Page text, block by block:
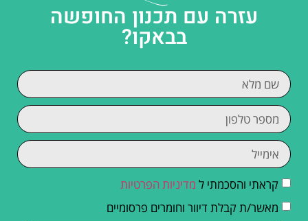
עזרה עם תכנון החופשה
בבאקו?
קראתי והסכמתי ל מדיניות הפרטיות
מאשר/ת קבלת דיוור וחומרים פרסומיים